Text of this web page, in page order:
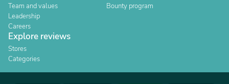
Team and values
Leadership
Careers
Bounty program
Explore reviews
Stores
Categories